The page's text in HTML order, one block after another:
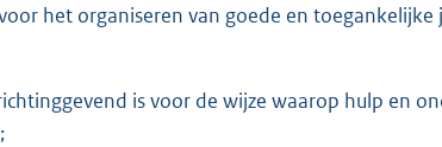
het organiseren van goede en toegankelijke
is voor de wijze waarop hulp en